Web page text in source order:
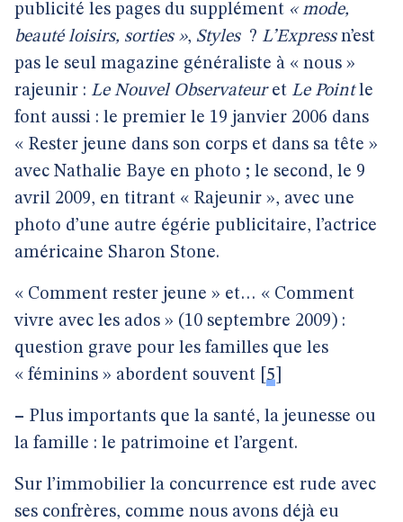
publicité les pages du supplément « mode,
beauté loisirs, sorties », Styles ? L’Expressn’est
pas le seul magazine généraliste à « nous »
rajeunir : Le Nouvel Observateuret Le Pointle
font aussi : le premier le 19 janvier 2006 dans
« Rester jeune dans son corps et dans sa tête »
avec Nathalie Baye en photo ; le second, le 9
avril 2009, en titrant « Rajeunir », avec une
photo d’une autre égérie publicitaire, l’actrice
américaine Sharon Stone.
« Comment rester jeune » et… « Comment
vivre avec les ados » (10 septembre 2009) :
question grave pour les familles que les
« féminins » abordent souvent 5
– Plus importants que la santé, la jeunesse ou
la famille : le patrimoine et l’argent.
Sur l’immobilier la concurrence est rude avec
ses confrères, comme nous avons déjà eu